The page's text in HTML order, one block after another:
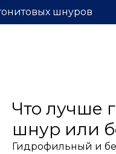
шнуров
Что лучше
шнур или
Гидрофильный и